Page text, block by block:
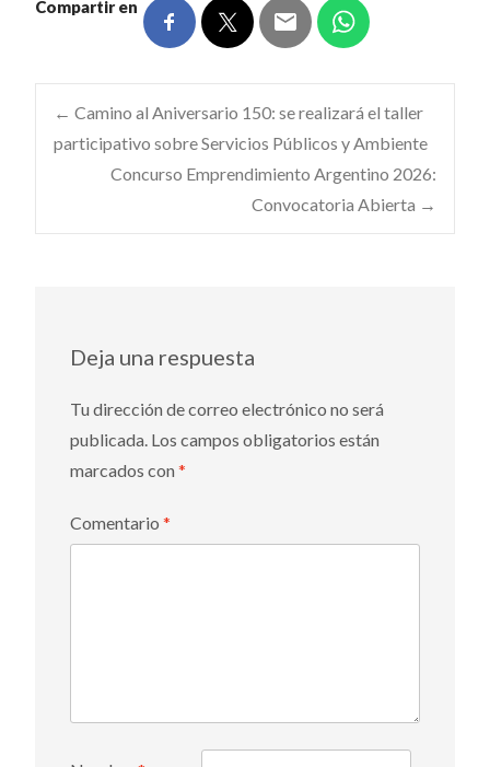
Compartir en
Navegación
de
← Camino al Aniversario 150: se realizará el taller
participativo sobre Servicios Públicos y Ambiente
Concurso Emprendimiento Argentino 2026:
Convocatoria Abierta →
Deja una respuesta
Tu dirección de correo electrónico no será
publicada. Los campos obligatorios están
marcados con *
Comentario *